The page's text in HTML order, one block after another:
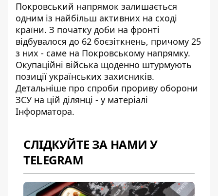
Покровський напрямок залишається
одним із найбільш активних на сході
країни. З початку доби на фронті
відбувалося до 62 боєзіткнень, причому 25
з них - саме на Покровському напрямку.
Окупаційні війська щоденно штурмують
позиції українських захисників.
Детальніше про спроби прориву оборони
ЗСУ на цій ділянці - у матеріалі
Інформатора.
СЛІДКУЙТЕ ЗА НАМИ У
TELEGRAM